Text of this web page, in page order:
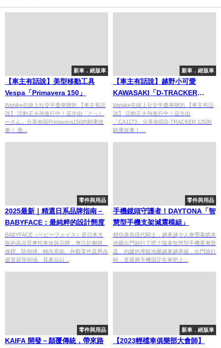
新車．絕版車
【車主有話說】美型移動工具
Vespa「Primavera 150」
Webike在線上社交平臺舉辦的 【車主有話
說】 活動正火熱進行中！這次由「とっし
ーさん」分享他與Primavera150的騎乘故
事！ 透...
新車．絕版車
【車主有話說】越野小可愛
KAWASAKI「D-TRACKER
125」
Webike在線上社交平臺舉辦的 【車主有話
說】 活動正火熱進行中！這次由
「CA1173」分享他與D-TRACKER 125的
騎乘故事！ ...
零件與用品
2025最新｜精選日系品牌指南－
BABYFACE：最純粹的設計態度
BABYFACE（ベビーフェイス）是日本大
阪的高品質摩托車改裝品牌，專注於腳踏、
保桿、防倒球、轉向系統、外觀零件及懸吊
避震器等領域。其產品以...
零件與用品
手機鏡頭守護者！DAYTONA「智
慧型手機支架減震模組」
相信身為現代騎士，越來越少人會帶著紙本
地圖出門旅行了吧？隨著智慧型手機逐漸普
及、內建的導航地圖越來越準確，出門旅行
時，直接將手機固定在車把上...
零件與用品
KAIFA 開發－顛覆傳統，帶來路
新車．絕版車
【2023輕檔車俱樂部大會師】